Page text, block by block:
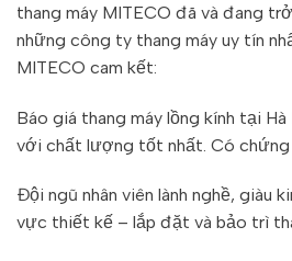
thang máy MITECO đã và đang
những công ty thang máy uy tín
MITECO cam kết:
Báo giá thang máy lồng kính tại
với chất lượng tốt nhất. Có chứng
Đội ngũ nhân viên lành nghề, giàu
vực thiết kế – lắp đặt và bảo trì